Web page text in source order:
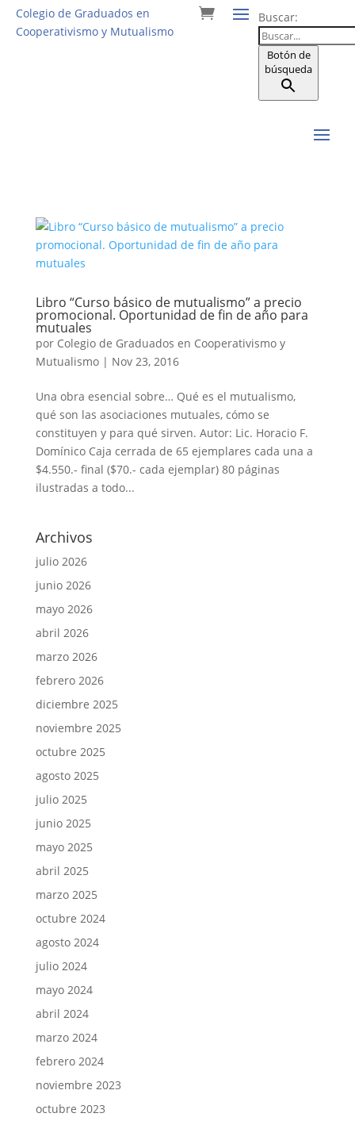
Colegio de Graduados en
Cooperativismo y Mutualismo
Buscar:
Botón de
búsqueda
Libro “Curso básico de mutualismo” a precio
promocional. Oportunidad de fin de año para
mutuales
por Colegio de Graduados en Cooperativismo y
Mutualismo| Nov 23, 2016
Una obra esencial sobre… Qué es el mutualismo,
qué son las asociaciones mutuales, cómo se
constituyen y para qué sirven. Autor: Lic. Horacio F.
Domínico Caja cerrada de 65 ejemplares cada una a
$4.550.- final ($70.- cada ejemplar) 80 páginas
ilustradas a todo...
Archivos
julio 2026
junio 2026
mayo 2026
abril 2026
marzo 2026
febrero 2026
diciembre 2025
noviembre 2025
octubre 2025
agosto 2025
julio 2025
junio 2025
mayo 2025
abril 2025
marzo 2025
octubre 2024
agosto 2024
julio 2024
mayo 2024
abril 2024
marzo 2024
febrero 2024
noviembre 2023
octubre 2023